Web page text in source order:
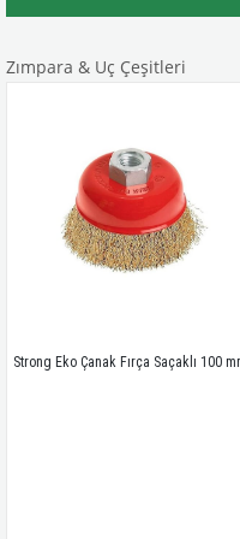
& Uç Çeşitleri
Eko Çanak Fırça Saçaklı 100 mm